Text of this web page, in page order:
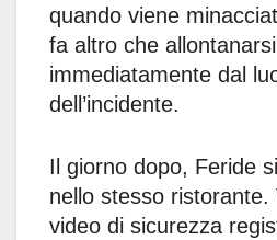
quando viene
fa altro che allontanarsi
immediatamente dal
dell’incidente.
Il giorno dopo, Feride
nello stesso ristorante.
video di sicurezza